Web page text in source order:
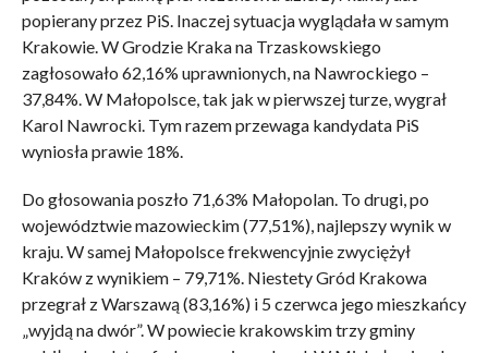
popierany przez PiS. Inaczej sytuacja wyglądała w samym
Krakowie. W Grodzie Kraka na Trzaskowskiego
zagłosowało 62,16% uprawnionych, na Nawrockiego –
37,84%. W Małopolsce, tak jak w pierwszej turze, wygrał
Karol Nawrocki. Tym razem przewaga kandydata PiS
wyniosła prawie 18%.
Do głosowania poszło 71,63% Małopolan. To drugi, po
województwie mazowieckim (77,51%), najlepszy wynik w
kraju. W samej Małopolsce frekwencyjnie zwyciężył
Kraków z wynikiem – 79,71%. Niestety Gród Krakowa
przegrał z Warszawą (83,16%) i 5 czerwca jego mieszkańcy
„wyjdą na dwór”. W powiecie krakowskim trzy gminy